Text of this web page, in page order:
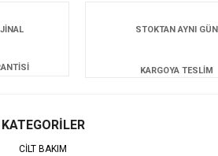
STOKTAN AYNI GÜN
KARGOYA TESLİM
KATEGORİLER
CİLT BAKIM